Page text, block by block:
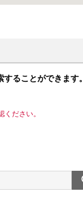
ることができます。
ださい。